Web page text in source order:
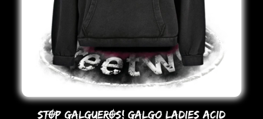
STOP GALGUEROS! Galgo LADIES ACID